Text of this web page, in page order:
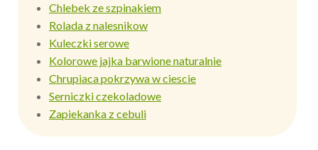
Chlebek ze szpinakiem
Rolada z nalesnikow
Kuleczki serowe
Kolorowe jajka barwione naturalnie
Chrupiaca pokrzywa w ciescie
Serniczki czekoladowe
Zapiekanka z cebuli